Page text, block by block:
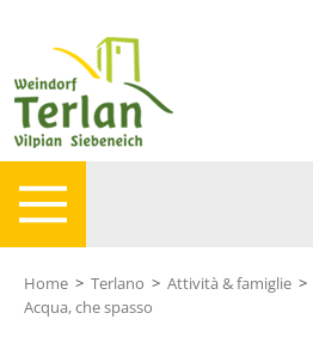
Home > Terlano > Attività & famiglie >
Acqua, che spasso